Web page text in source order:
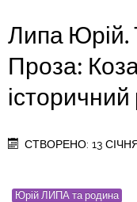
Липа Юрій.
Проза:
СТВОРЕНО: 13
Юрій ЛИПА та родина